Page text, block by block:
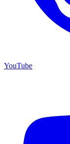
YouTube